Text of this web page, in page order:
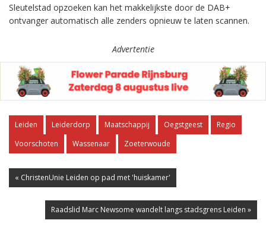
Sleutelstad opzoeken kan het makkelijkste door de DAB+
ontvanger automatisch alle zenders opnieuw te laten scannen.
Advertentie
Leiden Leiderdorp Maatschappij Oegstgeest
Regio
Voorschoten
Wassenaar Zoeterwoude
« ChristenUnie Leiden op pad met 'huiskamer'
Raadslid Marc Newsome wandelt langs stadsgrens Leiden »